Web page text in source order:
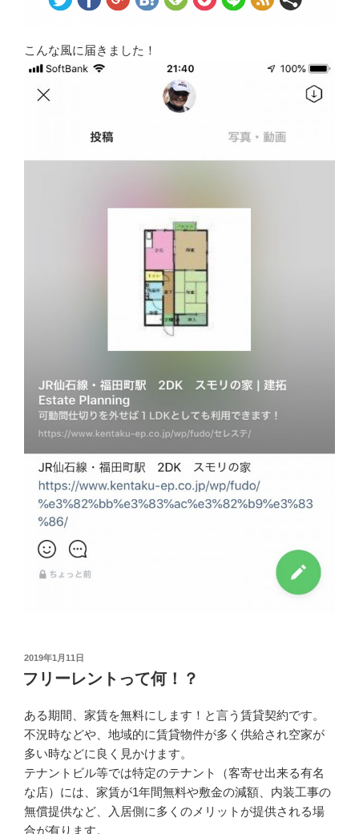
こんな風に届きました！
2019年1月11日
フリーレントって何！？
ある期間、家賃を無料にします！と言う賃貸契約です。
不況時などや、地域的に賃貸物件が多く供給され空家が
多い時などに良く見かけます。
テナントビル等では特定のテナント（客寄せ出来る有名
な店）には、家賃が1年間無料や敷金の減額、内装工事の
無償提供など、入居側に多くのメリットが提供される場
合が有ります。